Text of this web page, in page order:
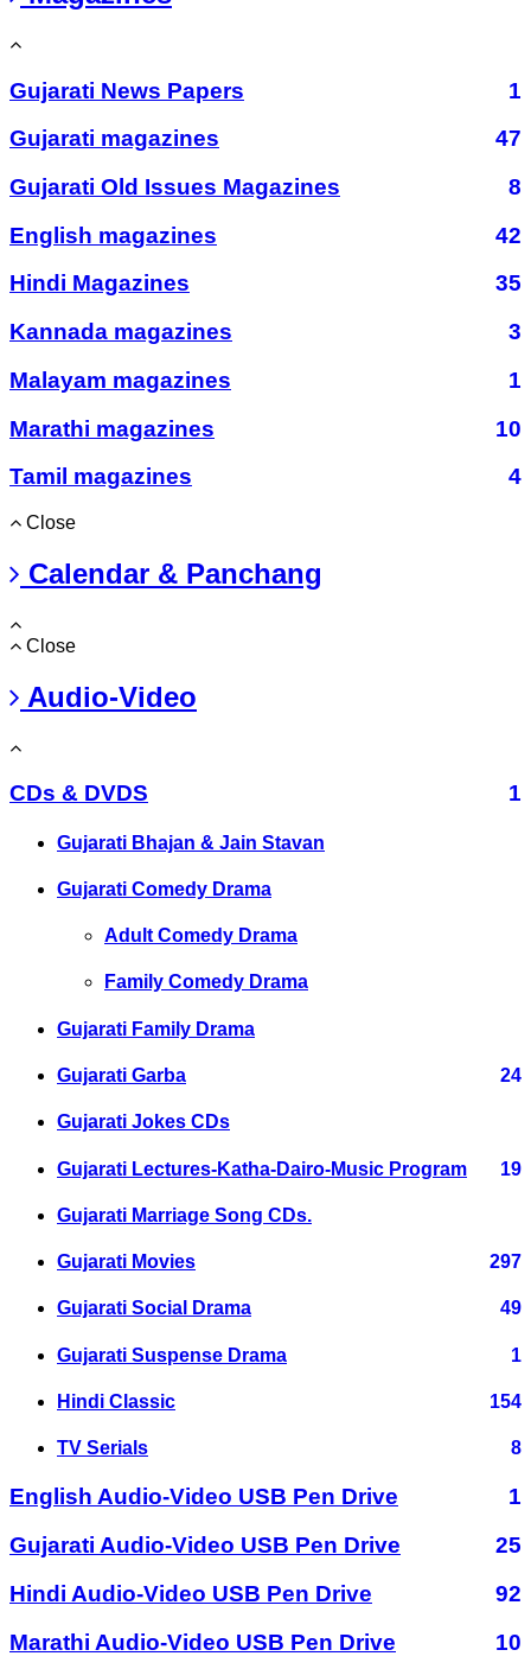
Gujarati News Papers
1
Gujarati magazines
47
Gujarati Old Issues Magazines
8
English magazines
42
Hindi Magazines
35
Kannada magazines
3
Malayam magazines
1
Marathi magazines
10
Tamil magazines
4
Close
Calendar & Panchang
Close
Audio-Video
CDs & DVDS 1
Gujarati Bhajan & Jain Stavan
Gujarati Comedy Drama
Adult Comedy Drama
Family Comedy Drama
Gujarati Family Drama
Gujarati Garba 24
Gujarati Jokes CDs
Gujarati Lectures-Katha-Dairo-Music Program 19
Gujarati Marriage Song CDs.
Gujarati Movies 297
Gujarati Social Drama 49
Gujarati Suspense Drama 1
Hindi Classic 154
TV Serials 8
English Audio-Video USB Pen Drive
1
Gujarati Audio-Video USB Pen Drive
25
Hindi Audio-Video USB Pen Drive
92
Marathi Audio-Video USB Pen Drive
10